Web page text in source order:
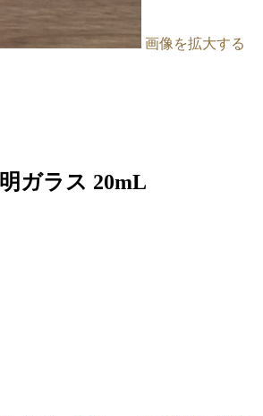
画像を拡大する
ガラス 20mL